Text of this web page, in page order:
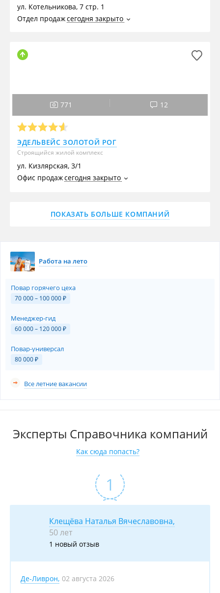
ул. Котельникова, 7 стр. 1
Отдел продажсегодня закрыто
771 12
ЭДЕЛЬВЕЙС ЗОЛОТОЙ РОГ
Строящийся жилой комплекс
ул. Кизлярская, 3/1
Офис продажсегодня закрыто
ПОКАЗАТЬ БОЛЬШЕ КОМПАНИЙ
Работа на лето
Повар горячего цеха
70 000 – 100 000 ₽
Менеджер-гид
60 000 – 120 000 ₽
Повар-универсал
80 000 ₽
Все летние вакансии
Эксперты Справочника компаний
Как сюда попасть?
Клещёва Наталья Вячеславовна,
50 лет
1 новый отзыв
Де-Ливрон, 02 августа 2026